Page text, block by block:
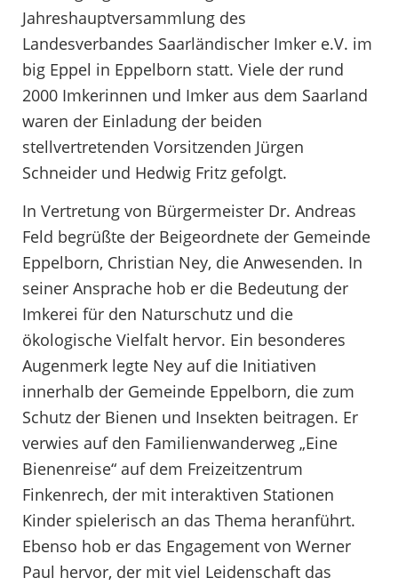
Jahreshauptversammlung des
Landesverbandes Saarländischer Imker e.V. im
big Eppel in Eppelborn statt. Viele der rund
2000 Imkerinnen und Imker aus dem Saarland
waren der Einladung der beiden
stellvertretenden Vorsitzenden Jürgen
Schneider und Hedwig Fritz gefolgt.
In Vertretung von Bürgermeister Dr. Andreas
Feld begrüßte der Beigeordnete der Gemeinde
Eppelborn, Christian Ney, die Anwesenden. In
seiner Ansprache hob er die Bedeutung der
Imkerei für den Naturschutz und die
ökologische Vielfalt hervor. Ein besonderes
Augenmerk legte Ney auf die Initiativen
innerhalb der Gemeinde Eppelborn, die zum
Schutz der Bienen und Insekten beitragen. Er
verwies auf den Familienwanderweg „Eine
Bienenreise“ auf dem Freizeitzentrum
Finkenrech, der mit interaktiven Stationen
Kinder spielerisch an das Thema heranführt.
Ebenso hob er das Engagement von Werner
Paul hervor, der mit viel Leidenschaft das